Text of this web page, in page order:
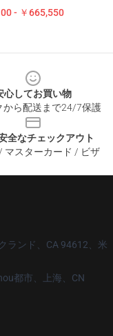
- ￥665,550
心してお買い物
から配送まで24/7保護
全なチェックアウト
マスターカード / ビザ
ランド、CA 94612、米
都市、上海、CN